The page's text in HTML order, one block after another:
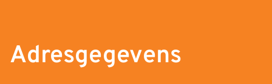
Adresgegevens